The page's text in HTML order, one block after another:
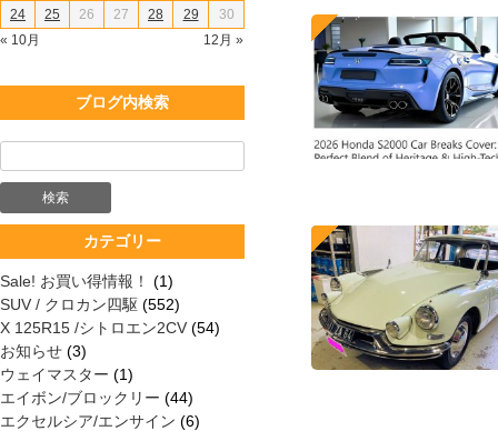
« 10月 12月 »
24
25 26 27 28 29 30
ブログ内検索
カテゴリー
Sale! お買い得情報！
(1)
SUV / クロカン四駆 (552)
X 125R15 /シトロエン2CV (54)
お知らせ (3)
ウェイマスター (1)
エイボン/ブロックリー (44)
エクセルシア/エンサイン (6)